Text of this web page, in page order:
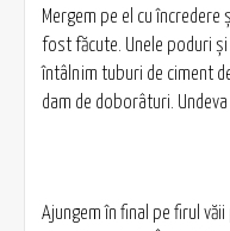
Mergem pe el cu încredere
fost făcute. Unele poduri
întâlnim tuburi de ciment
dam de doborâturi.
Ajungem în final pe firul